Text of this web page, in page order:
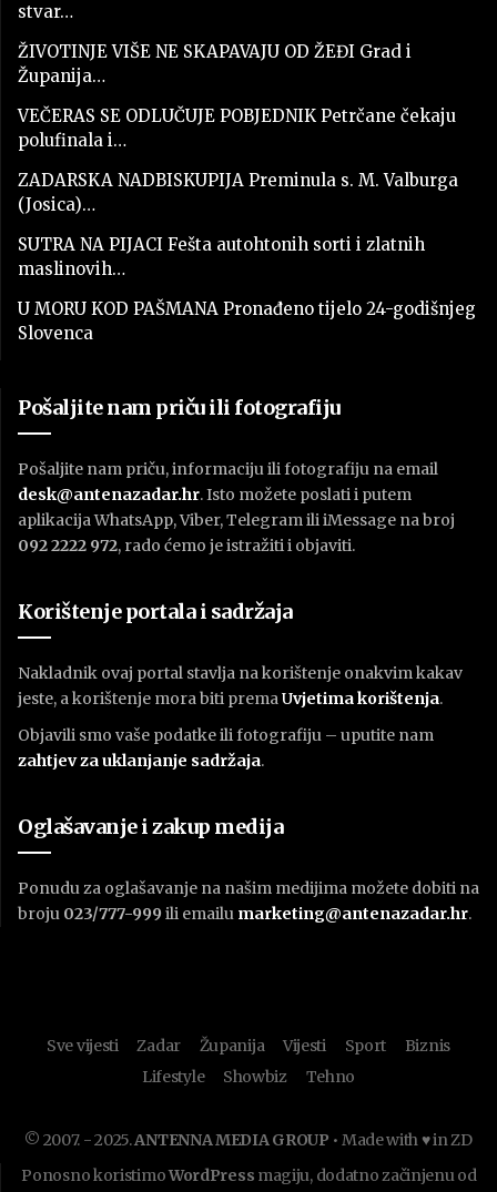
stvar…
ŽIVOTINJE VIŠE NE SKAPAVAJU OD ŽEĐI Grad i
Županija…
VEČERAS SE ODLUČUJE POBJEDNIK Petrčane čekaju
polufinala i…
ZADARSKA NADBISKUPIJA Preminula s. M. Valburga
(Josica)…
SUTRA NA PIJACI Fešta autohtonih sorti i zlatnih
maslinovih…
U MORU KOD PAŠMANA Pronađeno tijelo 24-godišnjeg
Slovenca
Pošaljite nam priču ili fotografiju
Pošaljite nam priču, informaciju ili fotografiju na email
desk@antenazadar.hr. Isto možete poslati i putem
aplikacija WhatsApp, Viber, Telegram ili iMessage na broj
092 2222 972, rado ćemo je istražiti i objaviti.
Korištenje portala i sadržaja
Nakladnik ovaj portal stavlja na korištenje onakvim kakav
jeste, a korištenje mora biti premaUvjetima korištenja.
Objavili smo vaše podatke ili fotografiju – uputite nam
zahtjev za uklanjanje sadržaja.
Oglašavanje i zakup medija
Ponudu za oglašavanje na našim medijima možete dobiti na
broju 023/777-999 ili emailu marketing@antenazadar.hr.
Sve vijesti Zadar Županija Vijesti Sport
Biznis
Lifestyle
Showbiz Tehno
© 2007. - 2025.ANTENNA MEDIA GROUP • Made with ♥ in ZD
Ponosno koristimoWordPress magiju, dodatno začinjenu od